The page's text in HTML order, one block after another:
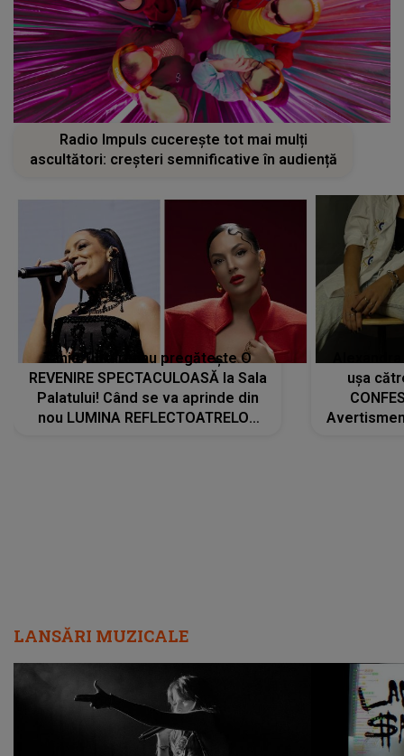
Radio Impuls cucerește tot mai mulți
ascultători: creșteri semnificative în audiență
Tania Turtureanu pregătește O
REVENIRE SPECTACULOASĂ la Sala
Palatului! Când se va aprinde din
nou LUMINA REFLECTOATRELOR
ușa
LANSĂRI MUZICALE